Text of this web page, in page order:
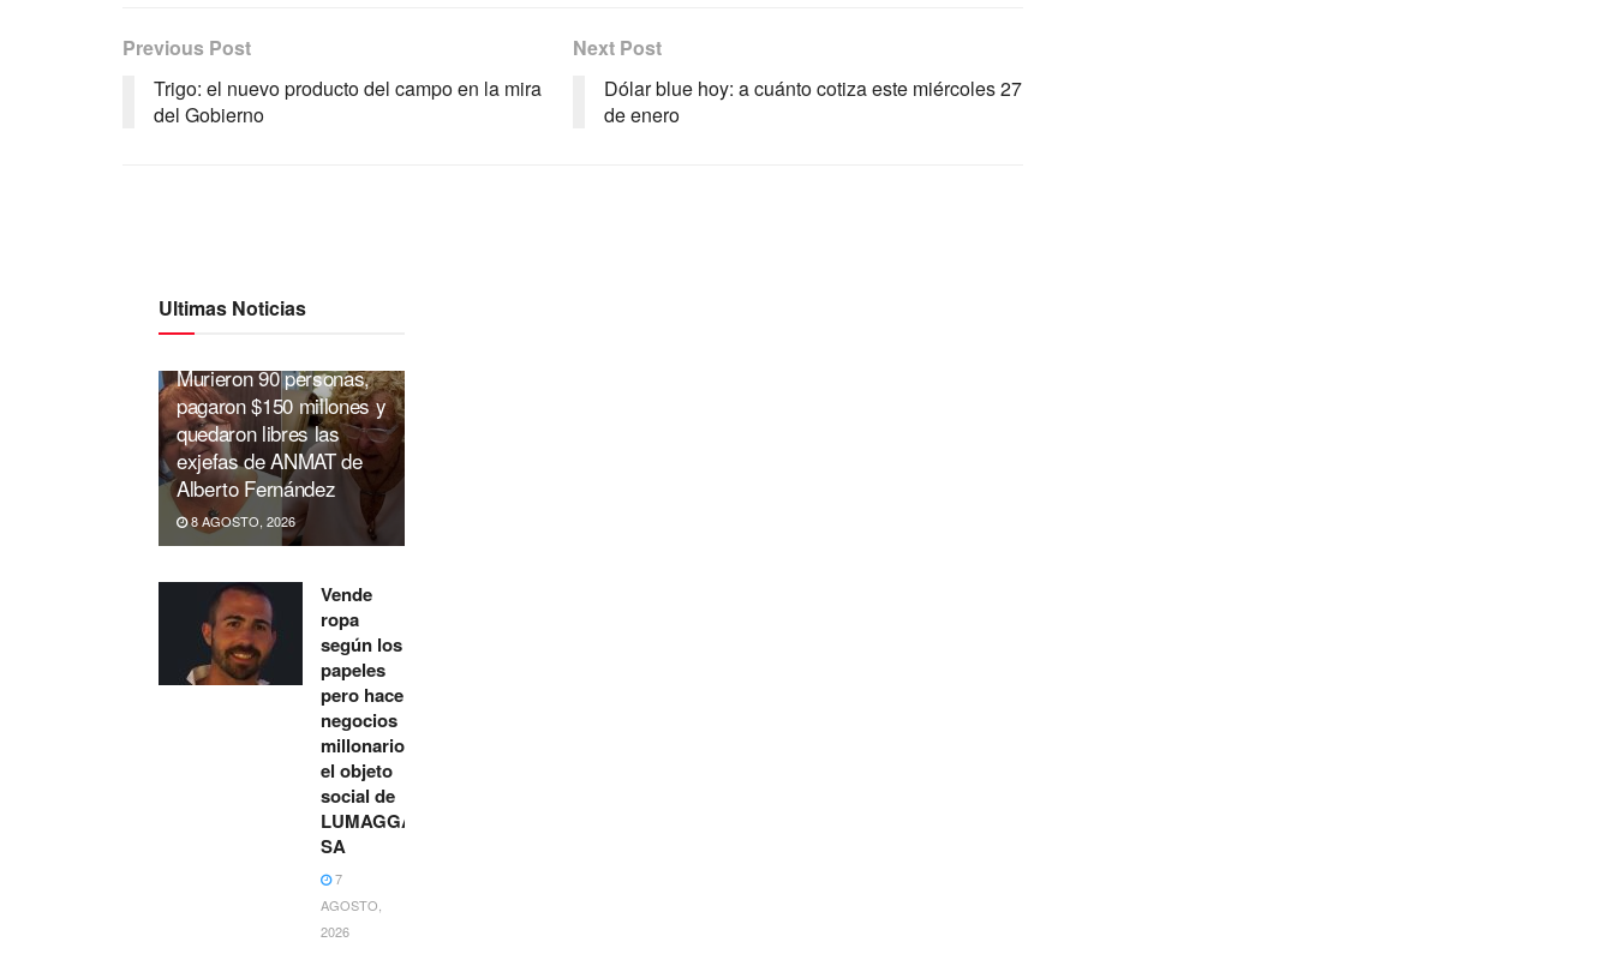
Previous Post
Trigo: el nuevo producto del campo en la mira
del Gobierno
Next Post
Dólar blue hoy: a cuánto cotiza este miércoles 27
de enero
Ultimas Noticias
Murieron 90 personas,
pagaron $150 millones y
quedaron libres las
exjefas de ANMAT de
Alberto Fernández
8 AGOSTO, 2026
Vende
ropa
según los
papeles
pero hace
negocios
millonarios:
el objeto
social de
LUMAGGAM
SA
7
AGOSTO,
2026